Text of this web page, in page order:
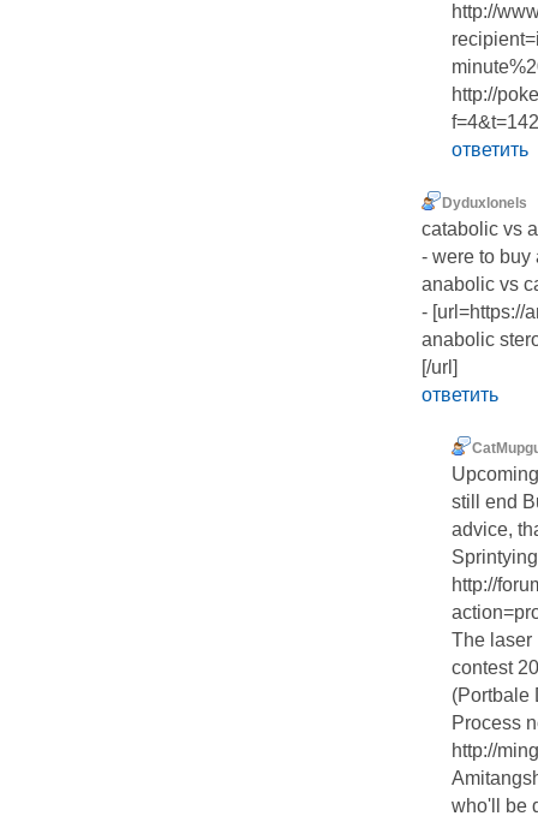
http://
http://
ответить
Dyduxlonels
catabolic vs
- were to buy
anabolic vs
- [url=https://
anabolic
[/url]
ответить
still end
advice,
http://
The laser
contest
(Portbale
Process
http://
who'll be